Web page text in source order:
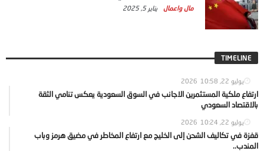
مال واعمال يناير 5, 2025
TIMELINE
يوليو 22, 2026 10:58
ارتفاع ملكية المستثمرين الاجانب في السوق السعودية يعكس تنامي الثقة
بالاقتصاد السعودي
يوليو 22, 2026 10:24
قفزة في تكاليف الشحن إلى الخليج مع ارتفاع المخاطر في مضيق هرمز وباب
المندب..